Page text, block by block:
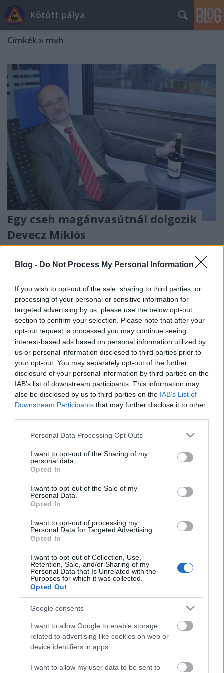
Blog - Do Not Process My Personal Information
If you wish to opt-out of the sale, sharing to third parties, or
processing of your personal or sensitive information for
targeted advertising by us, please use the below opt-out
section to confirm your selection. Please note that after your
opt-out request is processed you may continue seeing
interest-based ads based on personal information utilized by
us or personal information disclosed to third parties prior to
your opt-out. You may separately opt-out of the further
disclosure of your personal information by third parties on the
IAB’s list of downstream participants. This information may
also be disclosed by us to third parties on the IAB’s List of
Downstream Participants that may further disclose it to other
Please note that this website/app uses one or more Google
not limited to your visit or usage behaviour. You may click to
grant or deny consent to Google and its third-party tags to
use your data for below specified purposes in below Google
consent section.
Personal Data Processing Opt Outs
I want to opt-out of the Sharing of my
personal data.
Opted In
I want to opt-out of the Sale of my
Personal Data.
Opted In
I want to opt-out of processing my
Personal Data for Targeted Advertising.
Opted In
I want to opt-out of Collection, Use,
Retention, Sale, and/or Sharing of my
Personal Data that Is Unrelated with the
Purposes for which it was collected.
Opted Out
Google consents
I want to allow Google to enable storage
related to advertising like cookies on web or
device identifiers in apps.
I want to allow my user data to be sent to
Kötött pálya
Címkék » mvh
Egy cseh magánvasútnál dolgozik
Devecz Miklós
(a mai MÁV Start ősének) egykori főigazgatója, a
Hídépítő Zrt. volt irányítója egy elsősorban
teherszállítással foglalkozó csehországi
vasúttársaság, az OKD, Doprava menedzsere,
értesült a Kötött pálya.
Megszüntették a Magyar Vasúti
Hivatalt
erminavet 2008. június 06.
Vajon mit szólna a hazai és nemzetközi közvélemény
napon az jelenne meg, hogy a Magyar Nemzeti
Bankot beolvasztják a Pénzügyminisztériumba vagy
valamelyik alá sorolt intézménybe, a
jegybankelnököt pedig egyszerűen kirúgja a…
Antal Dániel szerint nem kevés a
erminavet•2008. január 23.
Nagyszabású interjút adott a Magyar Narancsnak
Antal Dániel, a Magyar Vasúti Hivatal elnöke. A
beszélgetés tartalmi ismertetésének nem volna itt
értelme. A korábban liberális köz(gazdasági)
gondolkodóként ismert "főfelügyelő" számos
sokkoló adatot, tényt sorol föl…
A vasúti hivatal bele akar szólni a
MÁV Start új igazgatóságának